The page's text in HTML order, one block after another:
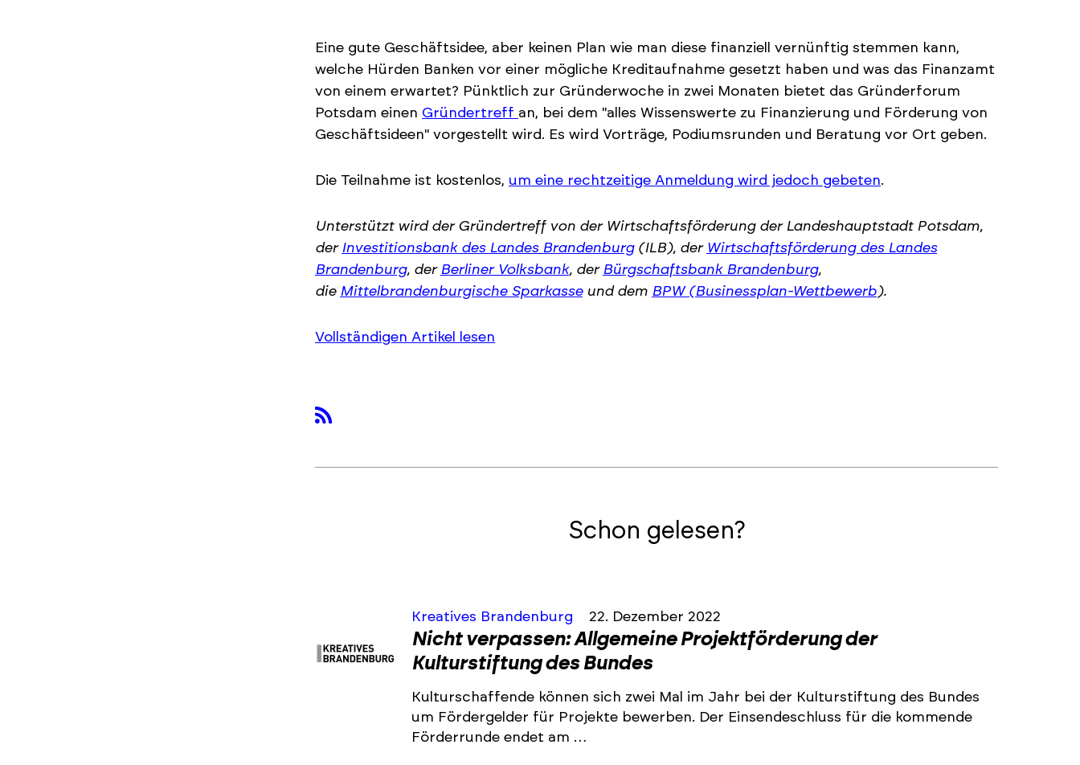
Eine gute Geschäftsidee, aber keinen Plan wie man diese finanziell vernünftig stemmen kann,
welche Hürden Banken vor einer mögliche Kreditaufnahme gesetzt haben und was das Finanzamt
von einem erwartet? Pünktlich zur Gründerwoche in zwei Monaten bietet das Gründerforum
Potsdam einen Gründertreff an, bei dem "alles Wissenswerte zu Finanzierung und Förderung von
Geschäftsideen" vorgestellt wird. Es wird Vorträge, Podiumsrunden und Beratung vor Ort geben.
Die Teilnahme ist kostenlos, um eine rechtzeitige Anmeldung wird jedoch gebeten.
Unterstützt wird der Gründertreff von der Wirtschaftsförderung der Landeshauptstadt Potsdam,
der Investitionsbank des Landes Brandenburg(ILB), der Wirtschaftsförderung des Landes
Brandenburg, der Berliner Volksbank, der Bürgschaftsbank Brandenburg,
die Mittelbrandenburgische Sparkasseund dem BPW (Businessplan-Wettbewerb).
Vollständigen Artikel lesen
rss
Schon gelesen?
Kreatives Brandenburg 22. Dezember 2022
Nicht verpassen: Allgemeine Projektförderung der
Kulturstiftung des Bundes
Kulturschaffende können sich zwei Mal im Jahr bei der Kulturstiftung des Bundes
um Fördergelder für Projekte bewerben. Der Einsendeschluss für die kommende
Förderrunde endet am …